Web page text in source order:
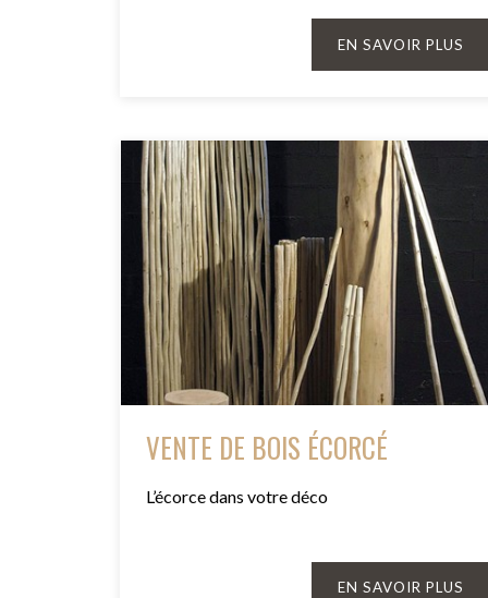
EN SAVOIR PLUS
VENTE DE BOIS ÉCORCÉ
L’écorce dans votre déco
EN SAVOIR PLUS